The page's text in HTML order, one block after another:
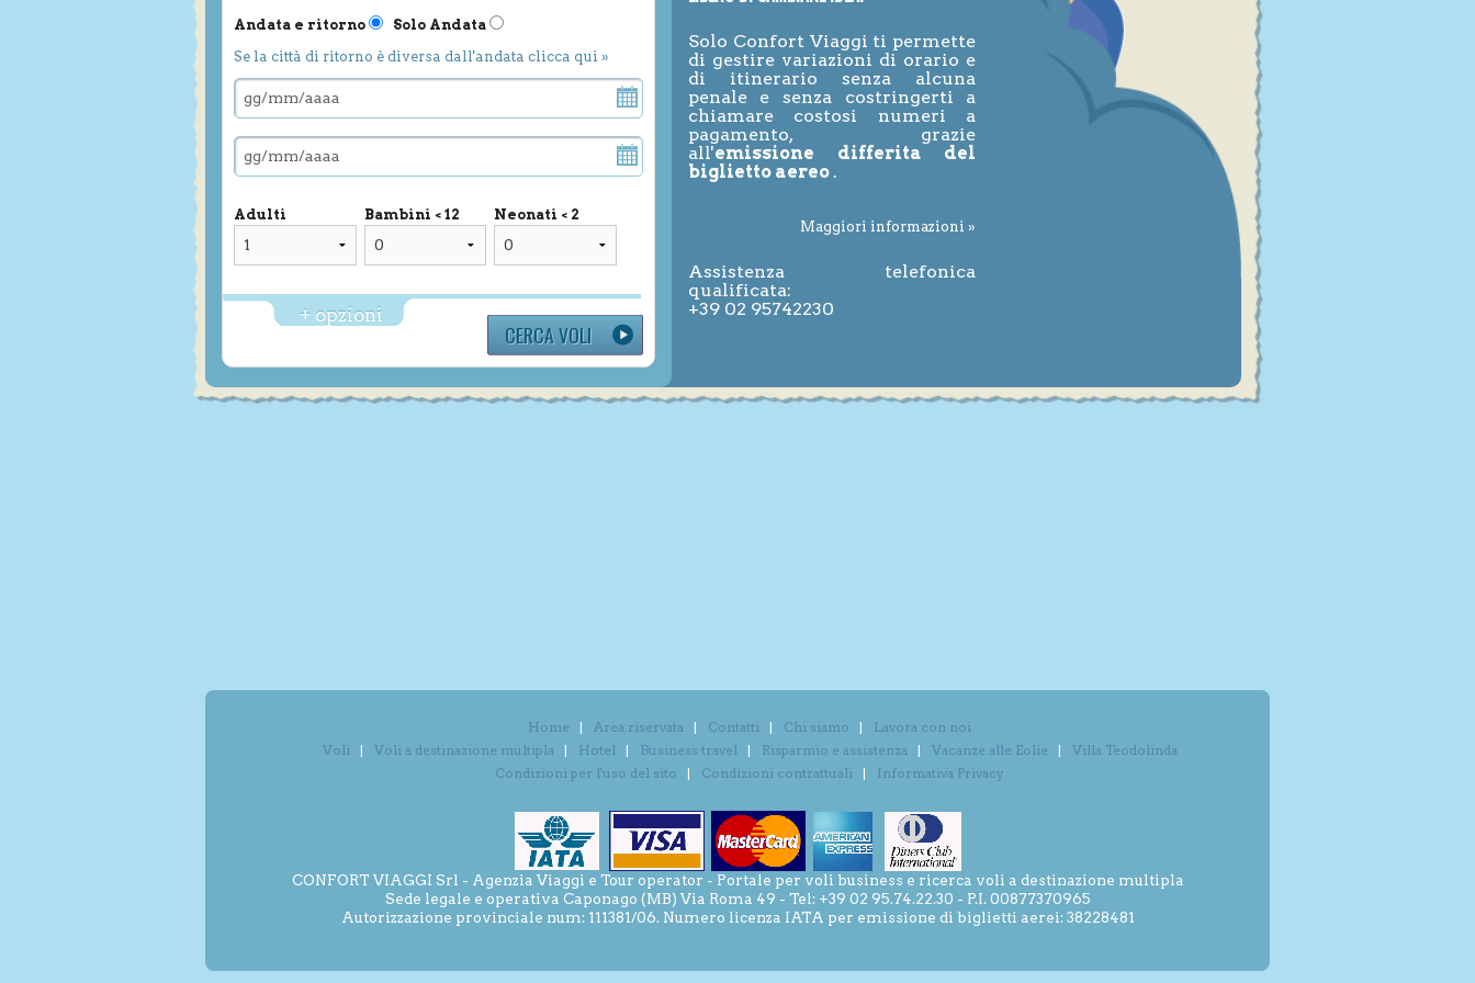
Andata e ritorno
Solo Andata
Se la città di ritorno è diversa dall'andata clicca qui »
Adulti Bambini < 12 Neonati < 2
+ opzioni
Solo Confort Viaggi ti permette
di gestire variazioni di orario e
di itinerario senza alcuna
penale e senza costringerti a
chiamare costosi numeri a
pagamento, grazie
all'emissione differita del
biglietto aereo .
Maggiori informazioni »
Assistenza telefonica
qualificata:
+39 02 95742230
Home Area riservata Contatti Chi siamo
Lavora con noi
Voli
Voli a destinazione multipla Hotel Business travel Risparmio e assistenza Vacanze alle Eolie
Villa Teodolinda
Condizioni per l'uso del sito
Condizioni contrattuali Informativa Privacy
CONFORT VIAGGI Srl - Agenzia Viaggi e Tour operator - Portale per voli business e ricerca voli a destinazione multipla
Sede legale e operativa Caponago (MB) Via Roma 49 - Tel: +39 02 95.74.22.30 - P.I. 00877370965
Autorizzazione provinciale num: 111381/06. Numero licenza IATA per emissione di biglietti aerei: 38228481